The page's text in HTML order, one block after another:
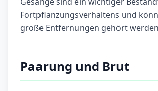
Fortpflanzungsverhaltens und
große Entfernungen gehört
Paarung und Brut